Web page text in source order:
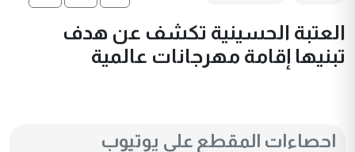
العتبة الحسينية تكشف عن هدف
تبنيها إقامة مهرجانات عالمية
احصاءات المقطع على يوتيوب